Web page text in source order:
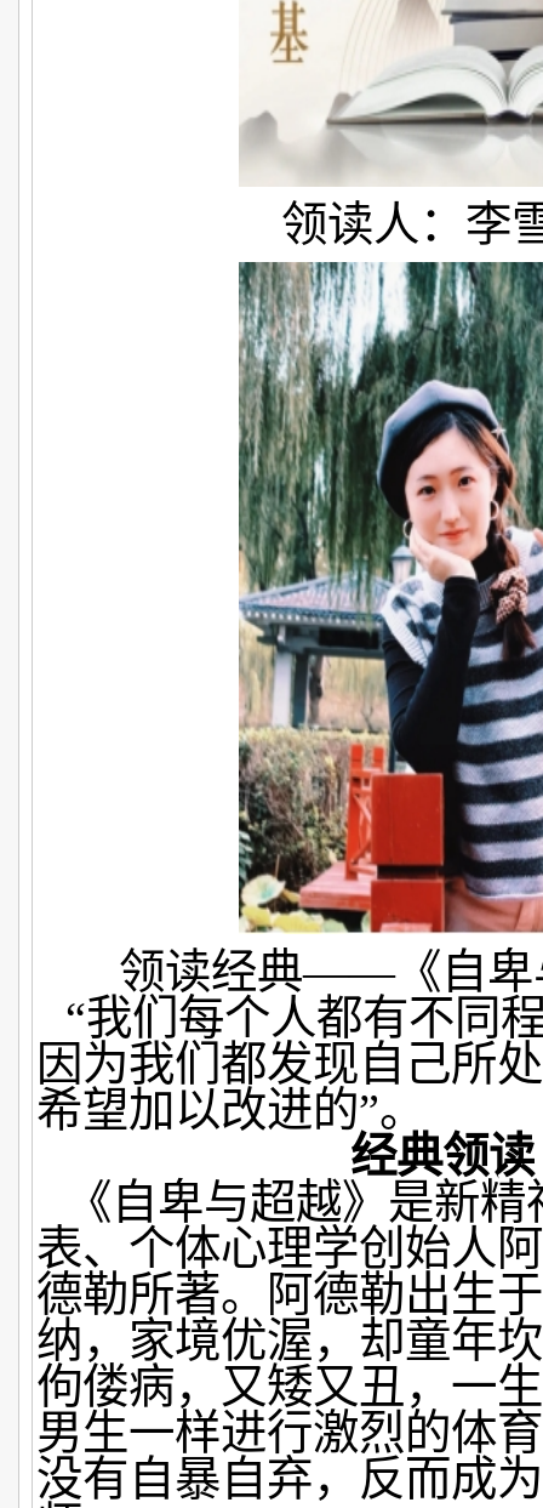
领读人：李
领读经典——《自
“我们每个人都有不同
因为我们都发现自己所
希望加以改进的”。
经典领读
《自卑与超越》是新
表、个体心理学创始人
德勒所著。阿德勒出生
纳，家境优渥，却童年
佝偻病，又矮又丑，一
男生一样进行激烈的体
没有自暴自弃，反而成